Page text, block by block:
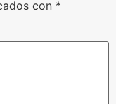
con *